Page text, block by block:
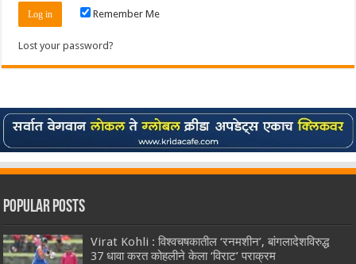
Remember Me
Lost your password?
Popular Posts
Virat Kohli : विश्वचषकातील ‘रनमशीन’, बांगलादेशविरुद्ध
37 धावा करत कोहलीने केला ‘विराट’ पराक्रम